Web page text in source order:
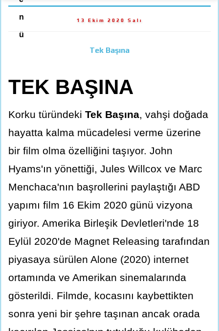
n
ü
13 Ekim 2020 Salı
Tek Başına
TEK BAŞINA
Korku türündeki Tek Başına , vahşi doğada
hayatta kalma mücadelesi verme üzerine
bir film olma özelliğini taşıyor. John
Hyams'ın yönettiği, Jules Willcox ve Marc
Menchaca'nın başrollerini paylaştığı ABD
yapımı film 16 Ekim 2020 günü vizyona
giriyor. Amerika Birleşik Devletleri'nde 18
Eylül 2020'de Magnet Releasing tarafından
piyasaya sürülen Alone (2020) internet
ortamında ve Amerikan sinemalarında
gösterildi. Filmde, kocasını kaybettikten
sonra yeni bir şehre taşınan ancak orada